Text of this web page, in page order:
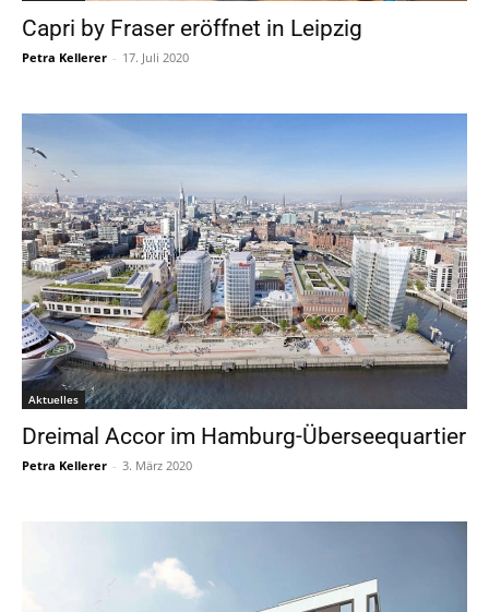
Capri by Fraser eröffnet in Leipzig
Petra Kellerer - 17. Juli 2020
Aktuelles
Dreimal Accor im Hamburg-Überseequartier
Petra Kellerer - 3. März 2020